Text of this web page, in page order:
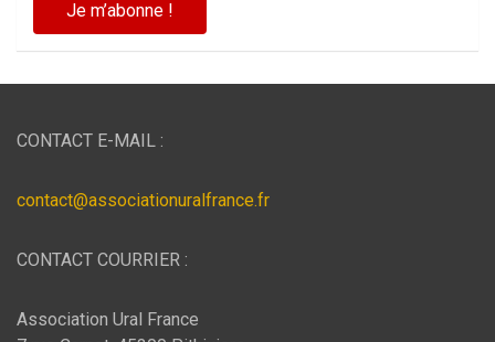
CONTACT E-MAIL :
contact@associationuralfrance.fr
CONTACT COURRIER :
Association Ural France